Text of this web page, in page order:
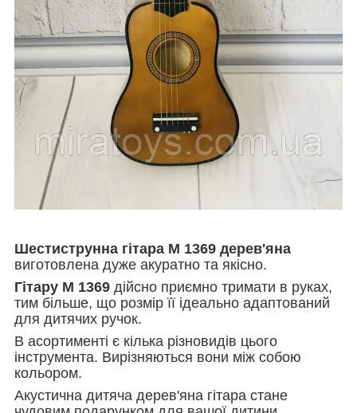
Шестиструнна гітара M 1369 дерев'яна
виготовлена дуже акуратно та якісно.
Гітару М 1369 дійсно приємно тримати в руках,
тим більше, що розмір її ідеально адаптований
для дитячих ручок.
В асортименті є кілька різновидів цього
інструмента. Вирізняються вони між собою
кольором.
Акустична дитяча дерев'яна гітара стане